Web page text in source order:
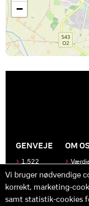
−
GENVEJE
1.522
Produkter
Kontakt
os
OM
bag
MBDK
Hvad
Vi bruger nødvendige
korrekt, marketing-
samt statistik-cookies